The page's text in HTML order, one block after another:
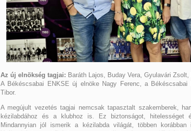
Az új elnökség tagjai: Baráth Lajos, Buday Vera, Gyulavári
A Békéscsabai ENKSE új elnöke Nagy Ferenc, a
Tibor.
A megújult vezetés tagjai nemcsak tapasztalt szakemberek,
kézilabdához és a klubhoz is. Ez biztonságot, hitelességet
Mindannyian jól ismerik a kézilabda világát, többen